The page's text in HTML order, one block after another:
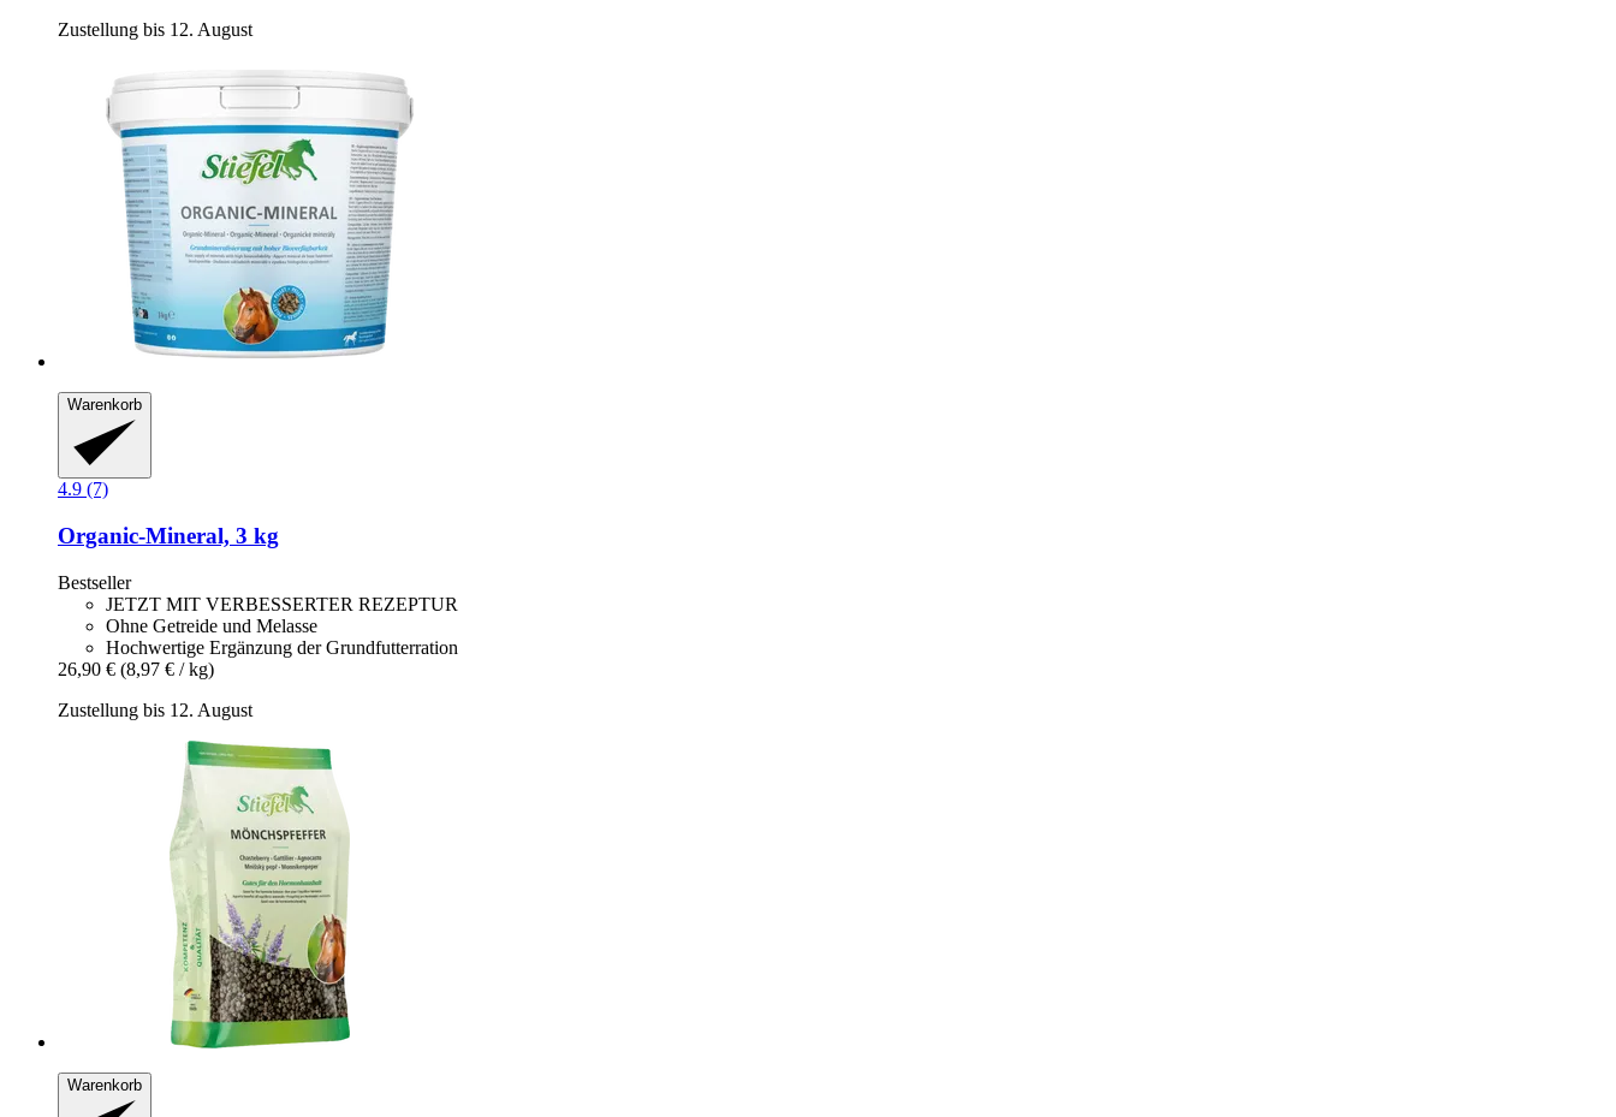
Zustellung bis 12. August
Warenkorb
4.9 (7)
Organic-​Mineral, 3 kg
Bestseller
JETZT MIT VERBESSERTER REZEPTUR
Ohne Getreide und Melasse
Hochwertige Ergänzung der Grundfutterration
26,90 € (8,97 € / kg)
Zustellung bis 12. August
Warenkorb